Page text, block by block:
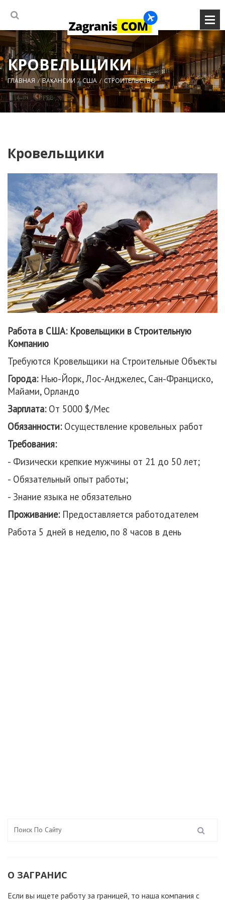
КРОВЕЛЬЩИКИ
ГЛАВНАЯ ВАКАНСИИ США СТРОИТЕЛЬСТВО
Кровельщики
Работа в США: Кровельщики в Строительную
Компанию
Требуются Кровельщики на Строительные Объекты
Города:Нью-Йорк, Лос-Анджелес, Сан-Франциско,
Майами, Орландо
Зарплата:От 5000 $/Мес
Обязанности: Осуществление кровельных работ
Требования:
- Физически крепкие мужчины от 21 до 50 лет;
- Обязательный опыт работы;
- Знание языка не обязательно
Проживание:Предоставляется работодателем
Работа 5 дней в неделю, по 8 часов в день
О ЗАГРАНИС
Если вы ищете работу за границей, то наша компания c